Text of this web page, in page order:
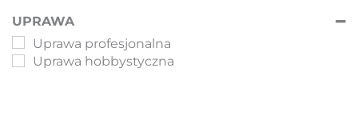
UPRAWA
Uprawa profesjonalna
Uprawa hobbystyczna